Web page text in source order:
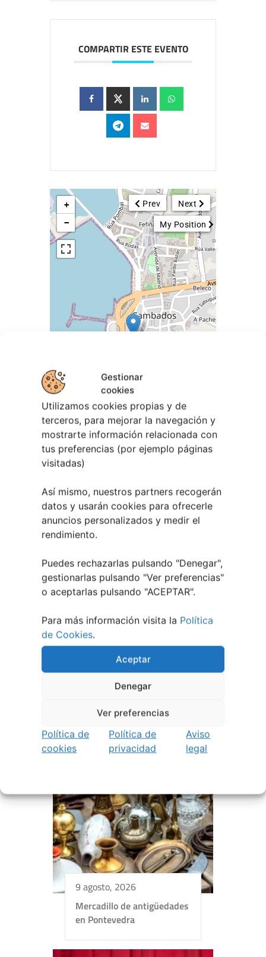
Gestionar
cookies
Utilizamos cookies propias y de
terceros, para mejorar la navegación y
mostrarte información relacionada con
tus preferencias (por ejemplo páginas
visitadas)
Así mismo, nuestros partners recogerán
datos y usarán cookies para ofrecerle
anuncios personalizados y medir el
rendimiento.
Puedes rechazarlas pulsando "Denegar",
gestionarlas pulsando "Ver preferencias"
o aceptarlas pulsando "ACEPTAR".
Para más información visita la Política
de Cookies.
Aceptar
Denegar
Ver preferencias
Política de
cookies
Política de
privacidad
Aviso
legal
COMPARTIR ESTE EVENTO
Next
Prev
My Position
+
−
EVENTOS RELACIONADOS
9 agosto, 2026
Mercadillo de antigüedades
en Pontevedra